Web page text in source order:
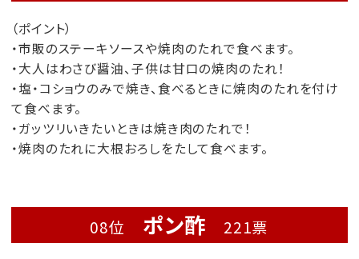
（ポイント）
・市販のステーキソースや焼肉のたれで食べます。
・大人はわさび醤油、子供は甘口の焼肉のたれ！
・塩・コショウのみで焼き、食べるときに焼肉のたれを付け
て食べます。
・ガッツリいきたいときは焼き肉のたれで！
・焼肉のたれに大根おろしをたして食べます。
08位 ポン酢 221票